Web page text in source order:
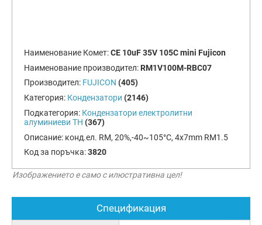
Наименование Комет:CE 10uF 35V 105C mini Fujicon
Наименование производител: RM1V100M-RBC07
Производител: FUJICON (405)
Категория: Кондензатори (2146)
Подкатегория: Кондензатори електролитни
алуминиеви TH (367)
Описание: конд.ел. RM, 20%,-40~105°C, 4x7mm RM1.5
Код за поръчка:3820
Изображението е само с илюстративна цел!
Спецификация